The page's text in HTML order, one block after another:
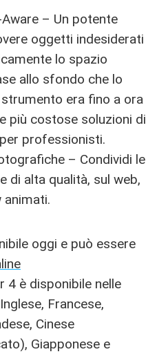
– Un potente
oggetti indesiderati
lo spazio
allo sfondo che lo
era fino a ora
più costose soluzioni di
professionisti.
– Condividi le
di alta qualità, sul web,
oggi e può essere
4 è disponibile nelle
Francese,
Cinese
Giapponese e